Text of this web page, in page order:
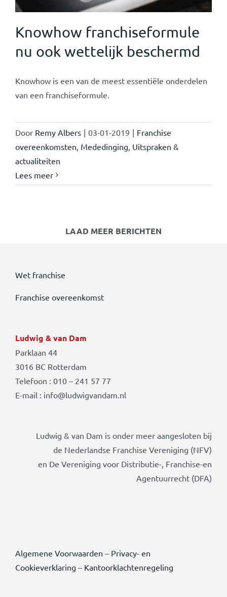
Knowhow franchiseformule
nu ook wettelijk beschermd
Knowhow is een van de meest essentiële onderdelen
van een franchiseformule.
Door Remy Albers | 03-01-2019 | Franchise
overeenkomsten, Mededinging, Uitspraken &
actualiteiten
Lees meer
LAAD MEER BERICHTEN
Wet franchise
Franchise overeenkomst
Ludwig & van Dam
Parklaan 44
3016 BC Rotterdam
Telefoon : 010 – 241 57 77
E-mail : info@ludwigvandam.nl
Ludwig & van Dam is onder meer aangesloten bij
de Nederlandse Franchise Vereniging (NFV)
en De Vereniging voor Distributie-, Franchise-en
Agentuurrecht (DFA)
Algemene Voorwaarden – Privacy- en
Cookieverklaring – Kantoorklachtenregeling